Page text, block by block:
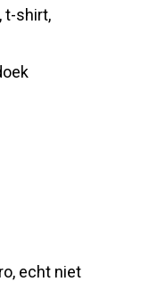
t-shirt,
echt niet